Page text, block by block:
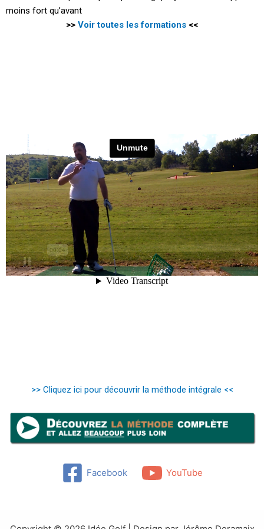
moins fort qu’avant
>> Voir toutes les formations <<
>> Cliquez ici pour découvrir la méthode intégrale <<
Facebook YouTube